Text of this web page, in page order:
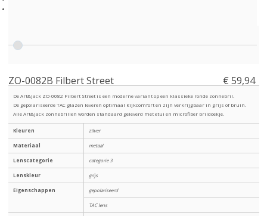
ZO-0082B Filbert Street € 59,94
De Art&Jack ZO-0082 Filbert Street is een moderne variant op een klassieke ronde zonnebril.
De gepolariseerde TAC glazen leveren optimaal kijkcomfort en zijn verkrijgbaar in grijs of bruin.
Alle Art&Jack zonnebrillen worden standaard geleverd met etui en microfiber brildoekje.
Kleuren zilver
Materiaal metaal
Lenscategorie categorie 3
Lenskleur grijs
Eigenschappen gepolariseerd
TAC lens